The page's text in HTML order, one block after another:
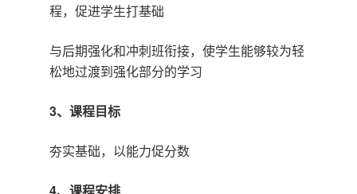
程，促进学生打基础
与后期强化和冲刺班衔接，使学生能够较为轻
松地过渡到强化部分的学习
3、课程目标
夯实基础，以能力促分数